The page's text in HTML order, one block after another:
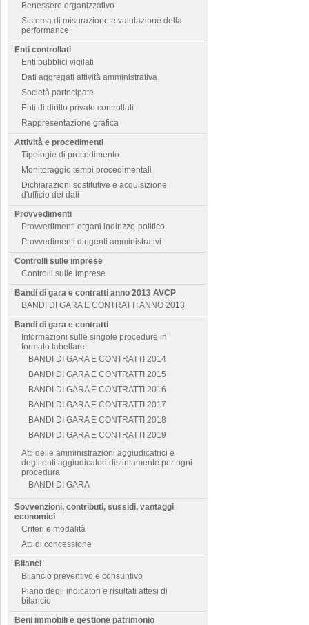
Benessere organizzativo
Sistema di misurazione e valutazione della
performance
Enti controllati
Enti pubblici vigilati
Dati aggregati attività amministrativa
Società partecipate
Enti di diritto privato controllati
Rappresentazione grafica
Attività e procedimenti
Tipologie di procedimento
Monitoraggio tempi procedimentali
Dichiarazioni sostitutive e acquisizione
d'ufficio dei dati
Provvedimenti
Provvedimenti organi indirizzo-politico
Provvedimenti dirigenti amministrativi
Controlli sulle imprese
Controlli sulle imprese
Bandi di gara e contratti anno 2013 AVCP
BANDI DI GARA E CONTRATTI ANNO 2013
Bandi di gara e contratti
Informazioni sulle singole procedure in
formato tabellare
BANDI DI GARA E CONTRATTI 2014
BANDI DI GARA E CONTRATTI 2015
BANDI DI GARA E CONTRATTI 2016
BANDI DI GARA E CONTRATTI 2017
BANDI DI GARA E CONTRATTI 2018
BANDI DI GARA E CONTRATTI 2019
Atti delle amministrazioni aggiudicatrici e
degli enti aggiudicatori distintamente per ogni
procedura
BANDI DI GARA
Sovvenzioni, contributi, sussidi, vantaggi
economici
Criteri e modalità
Atti di concessione
Bilanci
Bilancio preventivo e consuntivo
Piano degli indicatori e risultati attesi di
bilancio
Beni immobili e gestione patrimonio